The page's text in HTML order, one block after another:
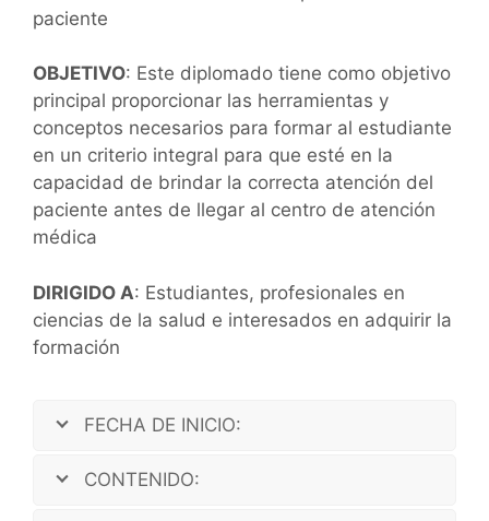
paciente
OBJETIVO: Este diplomado tiene como objetivo
principal proporcionar las herramientas y
conceptos necesarios para formar al estudiante
en un criterio integral para que esté en la
capacidad de brindar la correcta atención del
paciente antes de llegar al centro de atención
médica
DIRIGIDO A: Estudiantes, profesionales en
ciencias de la salud e interesados en adquirir la
formación
FECHA DE INICIO:
CONTENIDO: